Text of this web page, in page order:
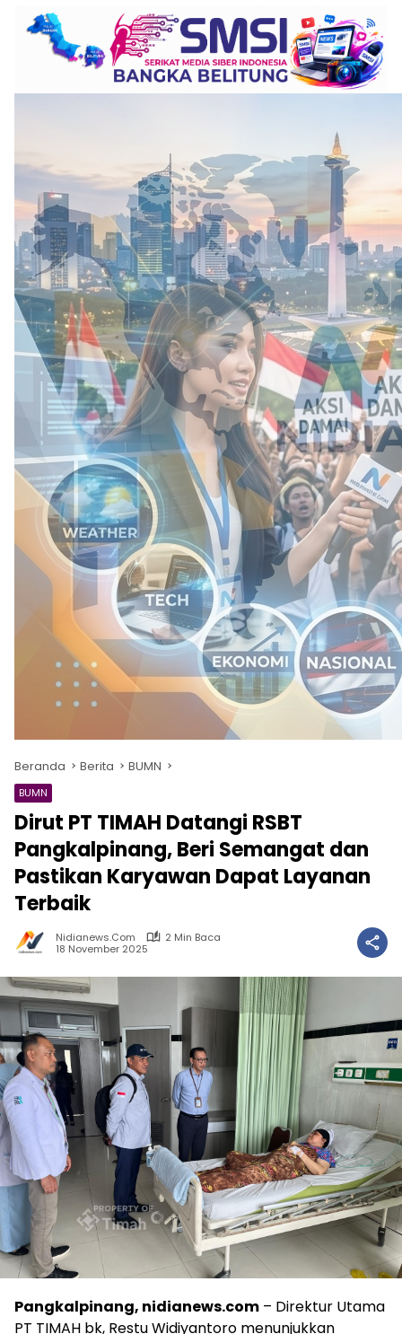
Beranda Berita BUMN
BUMN
Dirut PT TIMAH Datangi RSBT
Pangkalpinang, Beri Semangat dan
Pastikan Karyawan Dapat Layanan
Terbaik
Nidianews.com
2 Min Baca
18 November 2025
Pangkalpinang, nidianews.com – Direktur Utama
PT TIMAH bk, Restu Widiyantoro menunjukkan